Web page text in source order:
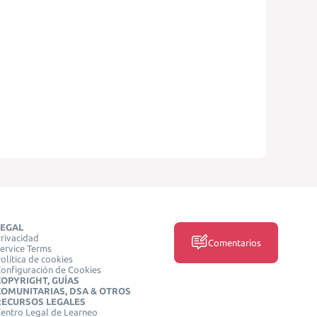
Terms
de cookies
de Cookies
GUÍAS
DSA & OTROS
LEGALES
Legal de Learneo
Comentarios